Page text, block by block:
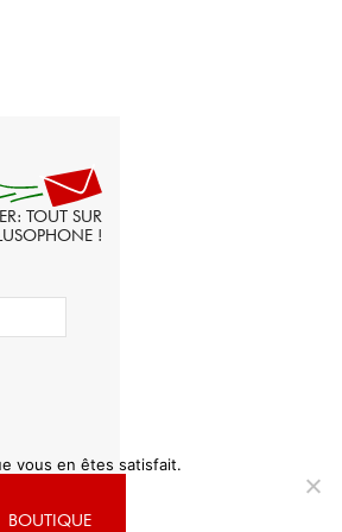
TOUT SUR
!
BOUTIQUE
vous en êtes satisfait.